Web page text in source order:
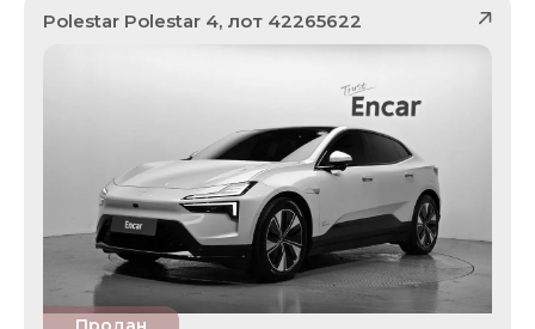
Polestar Polestar 4, лот 42265622